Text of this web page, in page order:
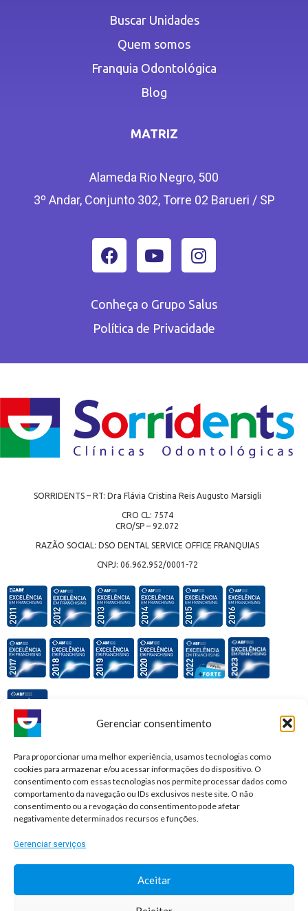
Gerenciar consentimento
Para proporcionar uma melhor experiência, usamos tecnologias como
cookies para armazenar e/ou acessar informações do dispositivo. O
consentimento com essas tecnologias nos permite processar dados como
comportamento da navegação ou IDs exclusivos neste site. O não
consentimento ou a revogação do consentimento pode afetar
negativamente determinados recursos e funções.
Gerenciar serviços
Aceitar
Buscar Unidades
Quem somos
Franquia Odontológica
Blog
MATRIZ
Alameda Rio Negro, 500
3º Andar, Conjunto 302, Torre 02 Barueri / SP
Conheça o Grupo Salus
Política de Privacidade
SORRIDENTS – RT: Dra Flávia Cristina Reis Augusto Marsigli
CRO CL: 7574
CRO/SP – 92.072
RAZÃO SOCIAL: DSO DENTAL SERVICE OFFICE FRANQUIAS
CNPJ: 06.962.952/0001-72
Premiações e honrarias: